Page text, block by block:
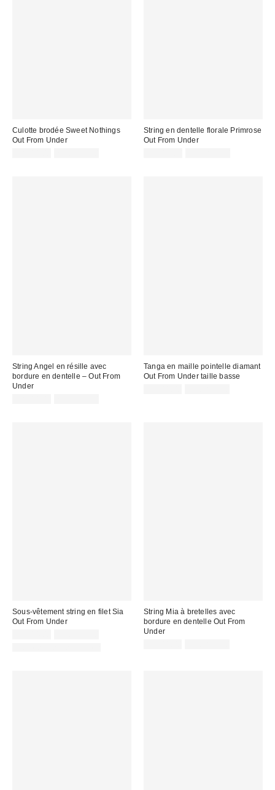
Culotte brodée Sweet Nothings
Out From Under
String en dentelle florale Primrose
Out From Under
String Angel en résille avec
bordure en dentelle – Out From
Under
Tanga en maille pointelle diamant
Out From Under taille basse
Sous-vêtement string en filet Sia
Out From Under
String Mia à bretelles avec
bordure en dentelle Out From
Under